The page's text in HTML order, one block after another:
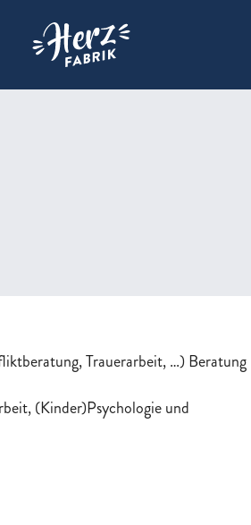
Zur Startseite der Herzfabrik
Trauerarbeit, …) Beratung
(Kinder)Psychologie und